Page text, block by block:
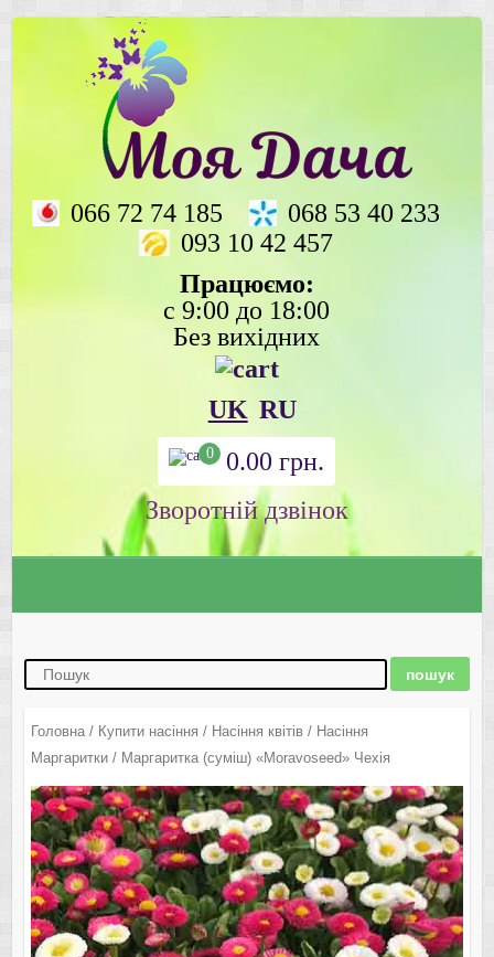
066 72 74 185
068 53 40 233
093 10 42 457
Працюємо:
с 9:00 до 18:00
Без вихідних
UK RU
0 0.00грн.
Зворотній дзвінок
Головна/ Купити насіння / Насіння квітів/ Насіння
Маргаритки/ Маргаритка (суміш) «Moravoseed» Чехія